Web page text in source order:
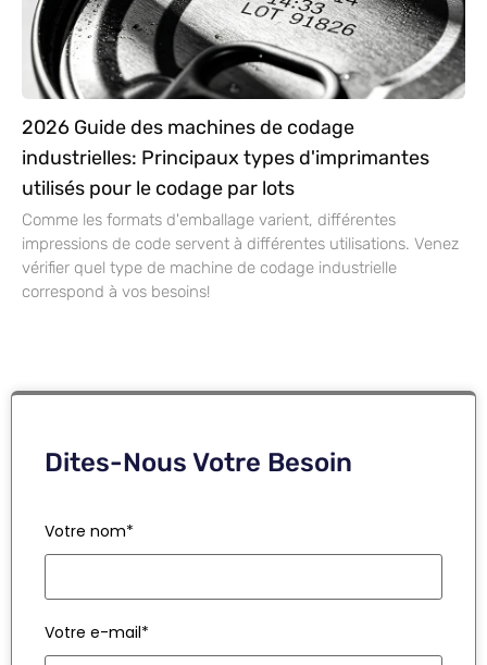
2026 Guide des machines de codage
industrielles: Principaux types d'imprimantes
utilisés pour le codage par lots
Comme les formats d'emballage varient, différentes
impressions de code servent à différentes utilisations. Venez
vérifier quel type de machine de codage industrielle
correspond à vos besoins!
Dites-Nous Votre Besoin